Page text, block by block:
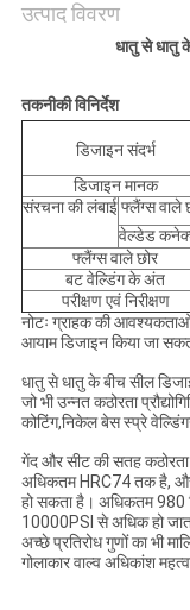
उत्पाद विवरण
धातु से धातु
तकनीकी विनिर्देश
डिजाइन संदर्भ
डिजाइन मानक
संरचना की लंबाईफ्लैंग्स वाले
वेल्डेड
फ्लैंग्स वाले छोर
बट वेल्डिंग के अंत
परीक्षण एवं निरीक्षण
नोटः ग्राहक की
आयाम डिजाइन किया जा
धातु से धातु के बीच सील
जो भी उन्नत कठोरता
कोटिंग,निकेल बेस स्प्रे
गेंद और सीट की सतह
अधिकतम HRC74 तक है, और
हो सकता है। अधिकतम 980
10000PSI से अधिक हो
अच्छे प्रतिरोध गुणों का भी
गोलाकार वाल्व अधिकांश